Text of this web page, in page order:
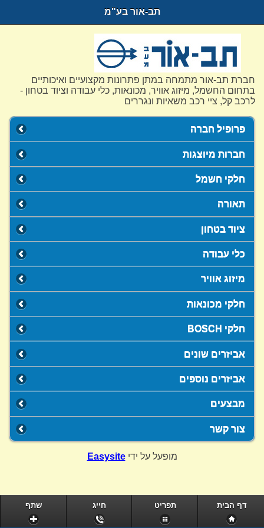
תב-אור בע"מ
חברת תב-אור מתמחה במתן פתרונות מקצועיים ואיכותיים
בתחום החשמל, מיזוג אוויר, מכונאות, כלי עבודה וציוד בטחון -
לרכב קל, ציי רכב משאיות ונגררים
פרופיל חברה
חברות מיוצגות
חלקי חשמל
תאורה
ציוד בטחון
כלי עבודה
מיזוג אוויר
חלקי מכונאות
חלקי BOSCH
אביזרים שונים
אביזרים נוספים
מבצעים
צור קשר
מופעל על ידיEasysite
שתף חייג תפריט דף הבית